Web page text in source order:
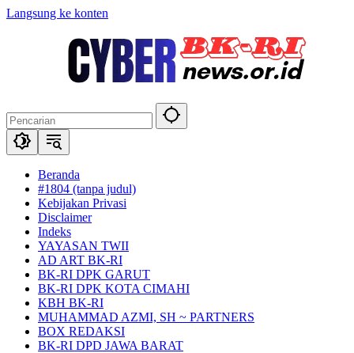
Langsung ke konten
Beranda
#1804 (tanpa judul)
Kebijakan Privasi
Disclaimer
Indeks
YAYASAN TWII
AD ART BK-RI
BK-RI DPK GARUT
BK-RI DPK KOTA CIMAHI
KBH BK-RI
MUHAMMAD AZMI, SH ~ PARTNERS
BOX REDAKSI
BK-RI DPD JAWA BARAT